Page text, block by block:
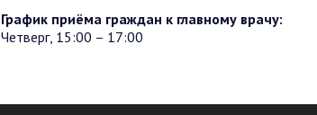
График приёма граждан к главному врачу:
Четверг, 15:00 – 17:00